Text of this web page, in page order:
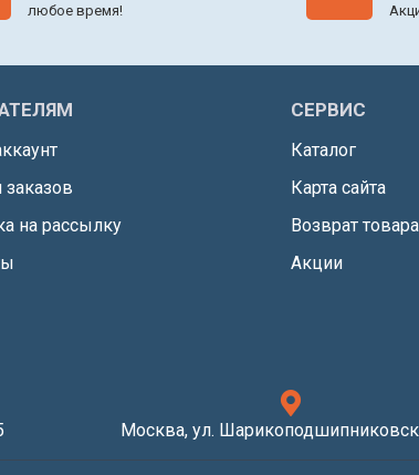
любое время!
заказов
на рассылку
СЕРВИС
Каталог
Карта сайта
Возврат товара
Акции
Москва, ул.